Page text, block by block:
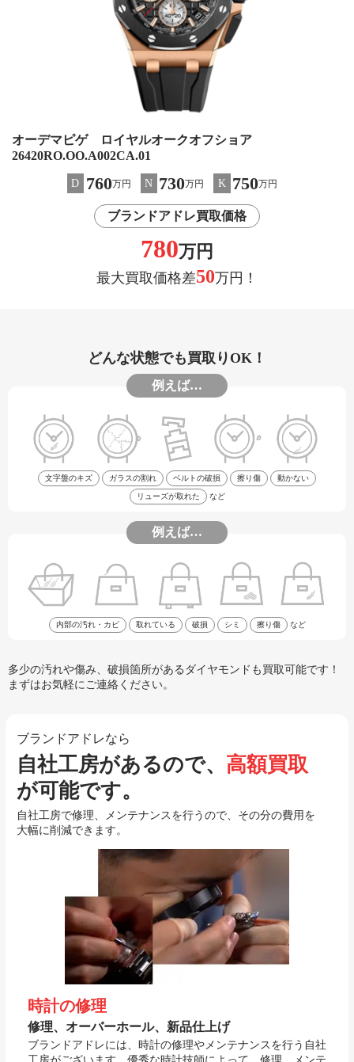
オーデマピゲ ロイヤルオークオフショア
26420RO.OO.A002CA.01
D 760万円 N 730万円 K 750万円
ブランドアドレ買取価格
780万円
最大買取価格差50万円！
どんな状態でも買取りOK！
例えば…
文字盤のキズ ガラスの割れ ベルトの破損 擦り傷 動かない
リューズが取れた など
例えば…
内部の汚れ・カビ 取れている 破損 シミ 擦り傷 など
多少の汚れや傷み、破損箇所があるダイヤモンドも買取可能です！
まずはお気軽にご連絡ください。
ブランドアドレなら
自社工房があるので、 高額買取
が可能です。
自社工房で修理、メンテナンスを行うので、その分の費用を
大幅に削減できます。
時計の修理
修理、オーバーホール、新品仕上げ
ブランドアドレには、時計の修理やメンテナンスを行う自社